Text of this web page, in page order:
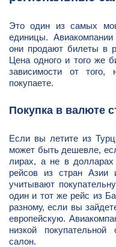
Это один из самых
единицы.
они продают билеты в
Цена одного и того же
зависимости от
покупаете.
Покупка в валюте
Если вы летите из
может быть дешевле,
лирах, а не в
рейсов из стран
учитывают
один и тот же рейс из
разному, если вы
европейскую.
низкой
салон.